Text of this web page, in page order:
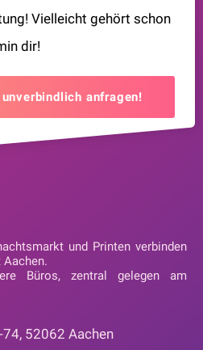
Vielleicht gehört schon
dir!
anfragen!
und Printen verbinden
Büros, zentral gelegen am
52062 Aachen